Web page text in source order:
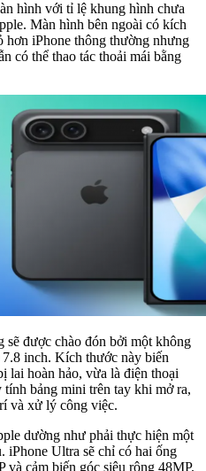
hình với tỉ lệ khung hình chưa
Màn hình bên ngoài có kích
hơn iPhone thông thường nhưng
có thể thao tác thoải mái bằng
được chào đón bởi một không
inch. Kích thước này biến
lai hoàn hảo, vừa là điện thoại
bảng mini trên tay khi mở ra,
và xử lý công việc.
dường như phải thực hiện một
iPhone Ultra sẽ chỉ có hai ống
cảm biến góc siêu rộng 48MP.